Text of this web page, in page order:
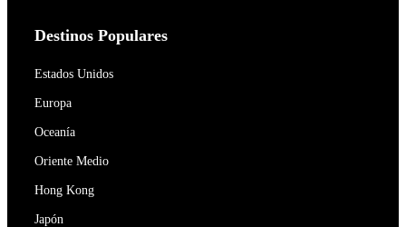
Destinos Populares
Estados Unidos
Europa
Oceanía
Oriente Medio
Hong Kong
Japón